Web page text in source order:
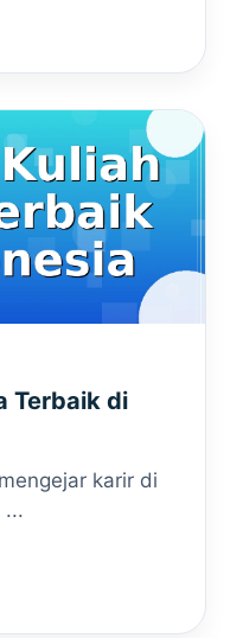
Terbaik di
karir di
...